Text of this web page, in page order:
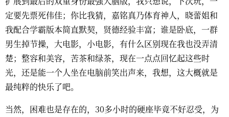
定要先票死伟佳；你比我猜，嘉铭真乃体育神人，晓蕾姐和
我配合学霸版本简直默契，贤德经验丰富；谁是卧底，一群
男生掉节操，大电影，小电影，有什么区别现在我也没弄清
楚；整容和美容，苦茶和绿茶，现在一点点回忆起这些时
光，还是能一个人坐在电脑前笑出声来，我想，这大概就是
最纯粹的快乐了吧。
当然，困难也是存在的，30多小时的硬座毕竟不好忍受，为